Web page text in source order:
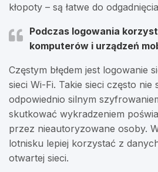
kłopoty – są łatwe do
Podczas logowania
komputerów i urządzeń
Częstym błędem jest logowanie
sieci Wi-Fi. Takie sieci często nie
odpowiednio silnym
skutkować wykradzeniem
przez nieautoryzowane osoby.
lotnisku lepiej korzystać z
otwartej sieci.